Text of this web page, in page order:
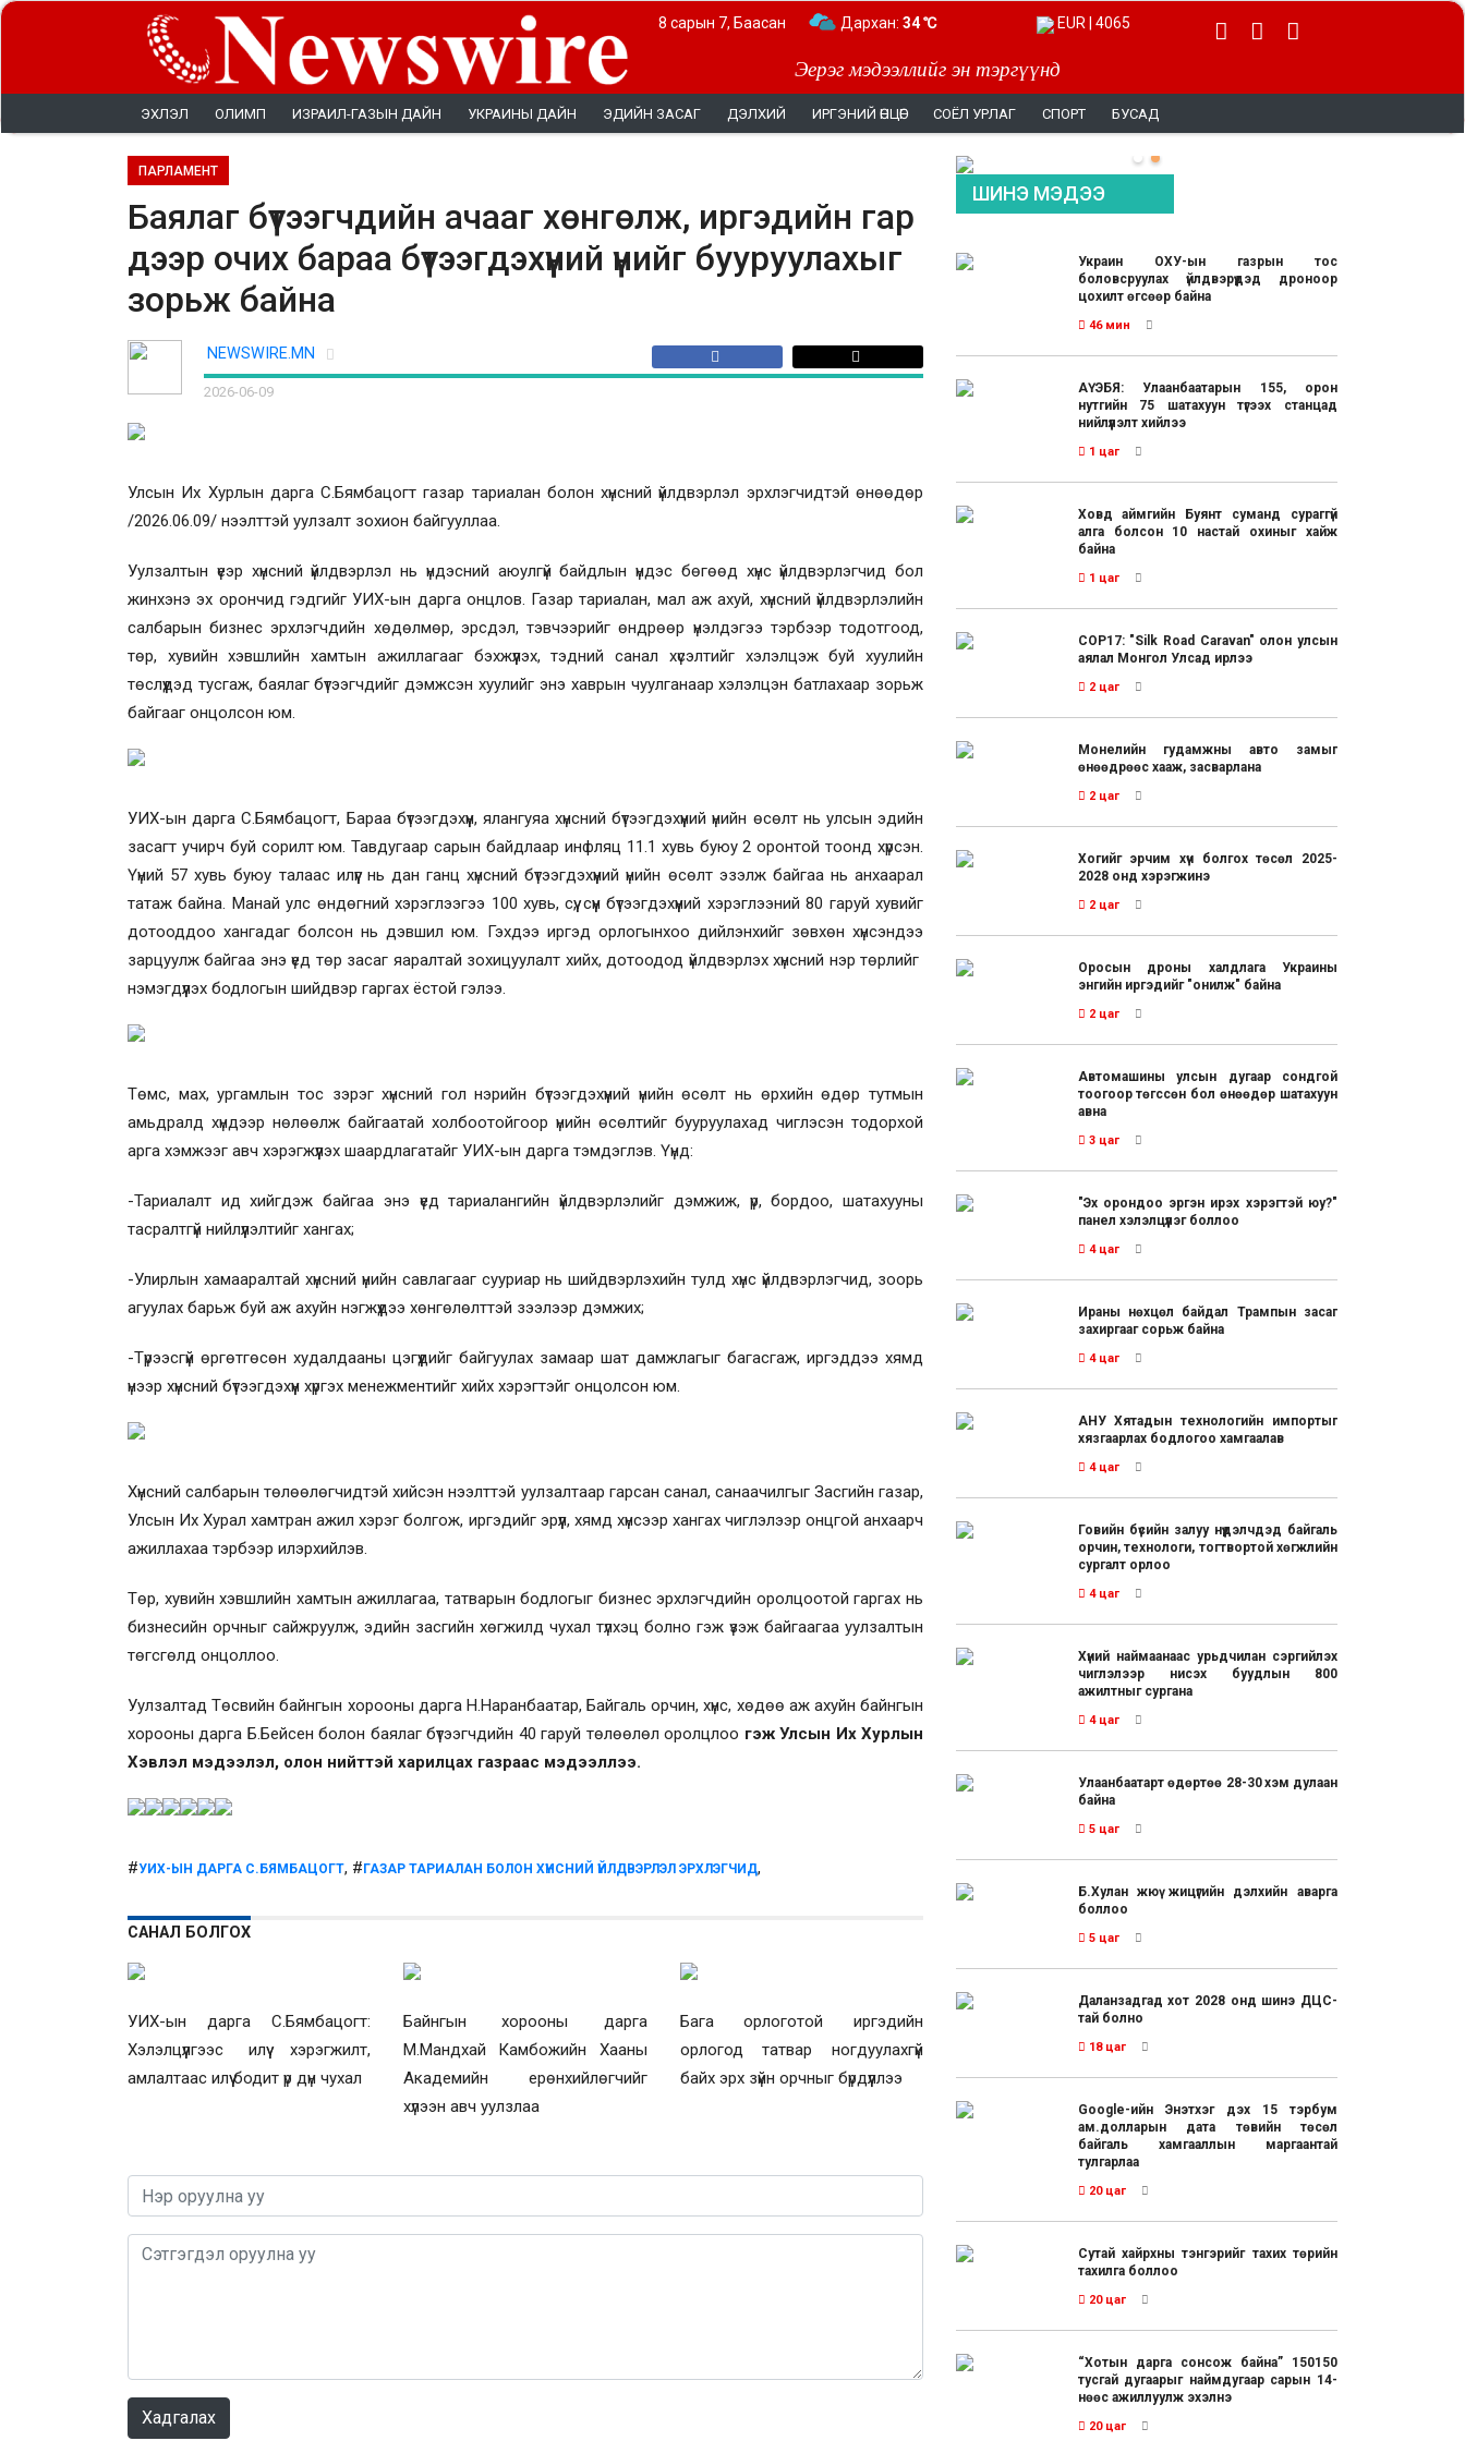
Эерэг мэдээллийг эн тэргүүнд
8 сарын 7, Баасан Дархан: 34 ℃ EUR | 4065
ЭХЛЭЛ ОЛИМП ИЗРАИЛ-ГАЗЫН ДАЙН УКРАИНЫ ДАЙН ЭДИЙН ЗАСАГ ДЭЛХИЙ ИРГЭНИЙ ӨНЦӨГ СОЁЛ УРЛАГ СПОРТ БУСАД
ПАРЛАМЕНТ
Баялаг бүтээгчдийн ачааг хөнгөлж, иргэдийн гар
дээр очих бараа бүтээгдэхүүний үнийг бууруулахыг
зорьж байна
NEWSWIRE.MN
2026-06-09
Улсын Их Хурлын дарга С.Бямбацогт газар тариалан болон хүнсний үйлдвэрлэл эрхлэгчидтэй өнөөдөр
/2026.06.09/ нээлттэй уулзалт зохион байгууллаа.
Уулзалтын үеэр хүнсний үйлдвэрлэл нь үндэсний аюулгүй байдлын үндэс бөгөөд хүнс үйлдвэрлэгчид бол
жинхэнэ эх орончид гэдгийг УИХ-ын дарга онцлов. Газар тариалан, мал аж ахуй, хүнсний үйлдвэрлэлийн
салбарын бизнес эрхлэгчдийн хөдөлмөр, эрсдэл, тэвчээрийг өндрөөр үнэлдэгээ тэрбээр тодотгоод,
төр, хувийн хэвшлийн хамтын ажиллагааг бэхжүүлэх, тэдний санал хүсэлтийг хэлэлцэж буй хуулийн
төслүүдэд тусгаж, баялаг бүтээгчдийг дэмжсэн хуулийг энэ хаврын чуулганаар хэлэлцэн батлахаар зорьж
байгааг онцолсон юм.
УИХ-ын дарга С.Бямбацогт, Бараа бүтээгдэхүүн, ялангуяа хүнсний бүтээгдэхүүний үнийн өсөлт нь улсын эдийн
засагт учирч буй сорилт юм. Тавдугаар сарын байдлаар инфляц 11.1 хувь буюу 2 оронтой тоонд хүрсэн.
Үүний 57 хувь буюу талаас илүүг нь дан ганц хүнсний бүтээгдэхүүний үнийн өсөлт эзэлж байгаа нь анхаарал
татаж байна. Манай улс өндөгний хэрэглээгээ 100 хувь, сүү, сүүн бүтээгдэхүүний хэрэглээний 80 гаруй хувийг
дотооддоо хангадаг болсон нь дэвшил юм. Гэхдээ иргэд орлогынхоо дийлэнхийг зөвхөн хүнсэндээ
зарцуулж байгаа энэ үед төр засаг яаралтай зохицуулалт хийх, дотоодод үйлдвэрлэх хүнсний нэр төрлийг
нэмэгдүүлэх бодлогын шийдвэр гаргах ёстой гэлээ.
Төмс, мах, ургамлын тос зэрэг хүнсний гол нэрийн бүтээгдэхүүний үнийн өсөлт нь өрхийн өдөр тутмын
амьдралд хүндээр нөлөөлж байгаатай холбоотойгоор үнийн өсөлтийг бууруулахад чиглэсэн тодорхой
арга хэмжээг авч хэрэгжүүлэх шаардлагатайг УИХ-ын дарга тэмдэглэв. Үүнд:
-Тариалалт ид хийгдэж байгаа энэ үед тариалангийн үйлдвэрлэлийг дэмжиж, үр, бордоо, шатахууны
тасралтгүй нийлүүлэлтийг хангах;
-Улирлын хамааралтай хүнсний үнийн савлагааг сууриар нь шийдвэрлэхийн тулд хүнс үйлдвэрлэгчид, зоорь
агуулах барьж буй аж ахуйн нэгжүүдээ хөнгөлөлттэй зээлээр дэмжих;
-Түрээсгүй өргөтгөсөн худалдааны цэгүүдийг байгуулах замаар шат дамжлагыг багасгаж, иргэддээ хямд
үнээр хүнсний бүтээгдэхүүн хүргэх менежментийг хийх хэрэгтэйг онцолсон юм.
Хүнсний салбарын төлөөлөгчидтэй хийсэн нээлттэй уулзалтаар гарсан санал, санаачилгыг Засгийн газар,
Улсын Их Хурал хамтран ажил хэрэг болгож, иргэдийг эрүүл, хямд хүнсээр хангах чиглэлээр онцгой анхаарч
ажиллахаа тэрбээр илэрхийлэв.
Төр, хувийн хэвшлийн хамтын ажиллагаа, татварын бодлогыг бизнес эрхлэгчдийн оролцоотой гаргах нь
бизнесийн орчныг сайжруулж, эдийн засгийн хөгжилд чухал түлхэц болно гэж үзэж байгаагаа уулзалтын
төгсгөлд онцоллоо.
Уулзалтад Төсвийн байнгын хорооны дарга Н.Наранбаатар, Байгаль орчин, хүнс, хөдөө аж ахуйн байнгын
хорооны дарга Б.Бейсен болон баялаг бүтээгчдийн 40 гаруй төлөөлөл оролцлоо гэж Улсын Их Хурлын
Хэвлэл мэдээлэл, олон нийттэй харилцах газраас мэдээллээ.
#УИХ-ЫН ДАРГА С.БЯМБАЦОГТ, # ГАЗАР ТАРИАЛАН БОЛОН ХҮНСНИЙ ҮЙЛДВЭРЛЭЛ ЭРХЛЭГЧИД,
САНАЛ БОЛГОХ
УИХ-ын дарга С.Бямбацогт:
Хэлэлцүүлгээс илүү хэрэгжилт,
амлалтаас илүү бодит үр дүн чухал
Байнгын хорооны дарга
М.Мандхай Камбожийн Хааны
Академийн ерөнхийлөгчийг
хүлээн авч уулзлаа
Бага орлоготой иргэдийн
орлогод татвар ногдуулахгүй
байх эрх зүйн орчныг бүрдүүллээ
Хадгалах
ШИНЭ МЭДЭЭ
Украин ОХУ-ын газрын тос
боловсруулах үйлдвэрүүдэд дроноор
цохилт өгсөөр байна
46 мин
АҮЭБЯ: Улаанбаатарын 155, орон
нутгийн 75 шатахуун түгээх станцад
нийлүүлэлт хийлээ
1 цаг
Ховд аймгийн Буянт суманд сураггүй
алга болсон 10 настай охиныг хайж
байна
1 цаг
COP17: "Silk Road Caravan" олон улсын
аялал Монгол Улсад ирлээ
2 цаг
Монелийн гудамжны авто замыг
өнөөдрөөс хааж, засварлана
2 цаг
Хогийг эрчим хүч болгох төсөл 2025-
2028 онд хэрэгжинэ
2 цаг
Оросын дроны халдлага Украины
энгийн иргэдийг "онилж" байна
2 цаг
Автомашины улсын дугаар сондгой
тоогоор төгссөн бол өнөөдөр шатахуун
авна
3 цаг
"Эх орондоо эргэн ирэх хэрэгтэй юу?"
панел хэлэлцүүлэг боллоо
4 цаг
Ираны нөхцөл байдал Трампын засаг
захиргааг сорьж байна
4 цаг
АНУ Хятадын технологийн импортыг
хязгаарлах бодлогоо хамгаалав
4 цаг
Говийн бүсийн залуу нүүдэлчдэд байгаль
орчин, технологи, тогтвортой хөгжлийн
сургалт орлоо
4 цаг
Хүний наймаанаас урьдчилан сэргийлэх
чиглэлээр нисэх буудлын 800
ажилтныг сургана
4 цаг
Улаанбаатарт өдөртөө 28-30 хэм дулаан
байна
5 цаг
Б.Хулан жюү жицүгийн дэлхийн аварга
боллоо
5 цаг
Даланзадгад хот 2028 онд шинэ ДЦС-
тай болно
18 цаг
Google-ийн Энэтхэг дэх 15 тэрбум
ам.долларын дата төвийн төсөл
байгаль хамгааллын маргаантай
тулгарлаа
20 цаг
Сутай хайрхны тэнгэрийг тахих төрийн
тахилга боллоо
20 цаг
“Хотын дарга сонсож байна” 150150
тусгай дугаарыг наймдугаар сарын 14-
нөөс ажиллуулж эхэлнэ
20 цаг